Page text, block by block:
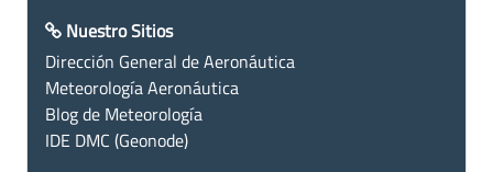
Nuestro Sitios
Dirección General de Aeronáutica
Meteorología Aeronáutica
Blog de Meteorología
IDE DMC (Geonode)